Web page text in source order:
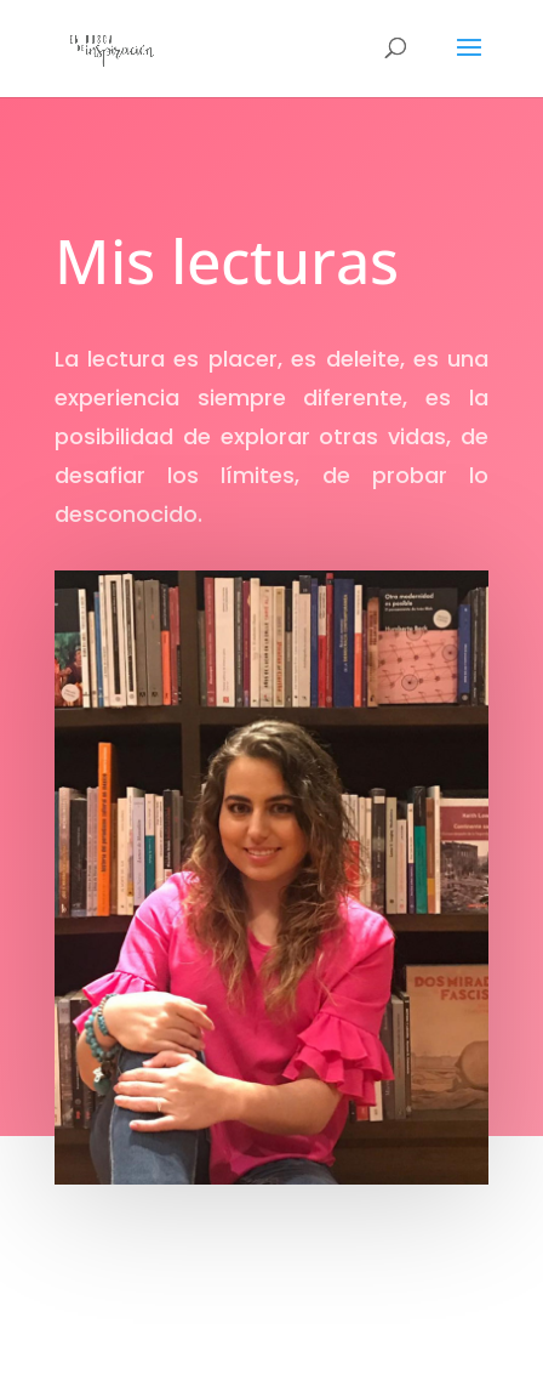
Mis lecturas
La lectura es placer, es deleite, es una
experiencia siempre diferente, es la
posibilidad de explorar otras vidas, de
desafiar los límites, de probar lo
desconocido.